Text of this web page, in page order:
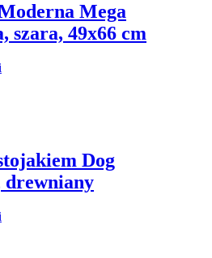
Mega
szara, 49x66 cm
Dog
drewniany